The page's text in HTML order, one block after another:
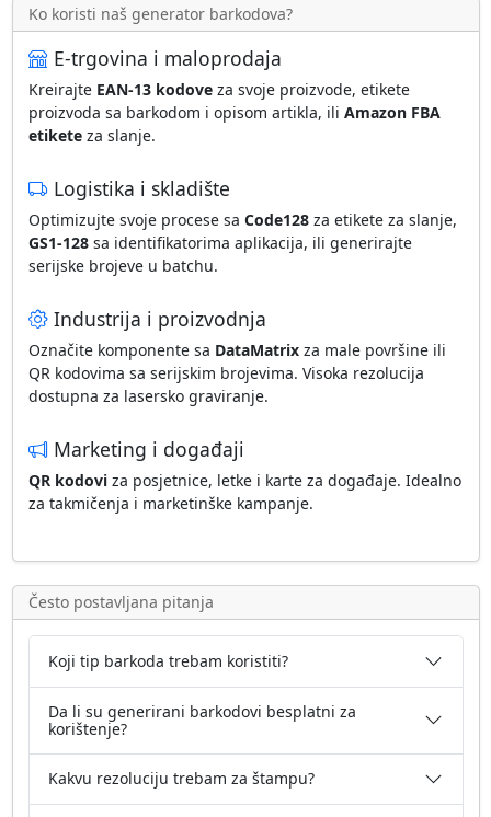
Ko koristi naš generator barkodova?
E-trgovina i maloprodaja
Kreirajte EAN-13 kodoveza svoje proizvode, etikete
proizvoda sa barkodom i opisom artikla, ili Amazon FBA
etiketeza slanje.
Logistika i skladište
Optimizujte svoje procese sa Code128za etikete za slanje,
GS1-128sa identifikatorima aplikacija, ili generirajte
serijske brojeve u batchu.
Industrija i proizvodnja
Označite komponente sa DataMatrixza male površine ili
QR kodovima sa serijskim brojevima. Visoka rezolucija
dostupna za lasersko graviranje.
Marketing i događaji
QR kodoviza posjetnice, letke i karte za događaje. Idealno
za takmičenja i marketinške kampanje.
Često postavljana pitanja
Koji tip barkoda trebam koristiti?
Da li su generirani barkodovi besplatni za
korištenje?
Kakvu rezoluciju trebam za štampu?